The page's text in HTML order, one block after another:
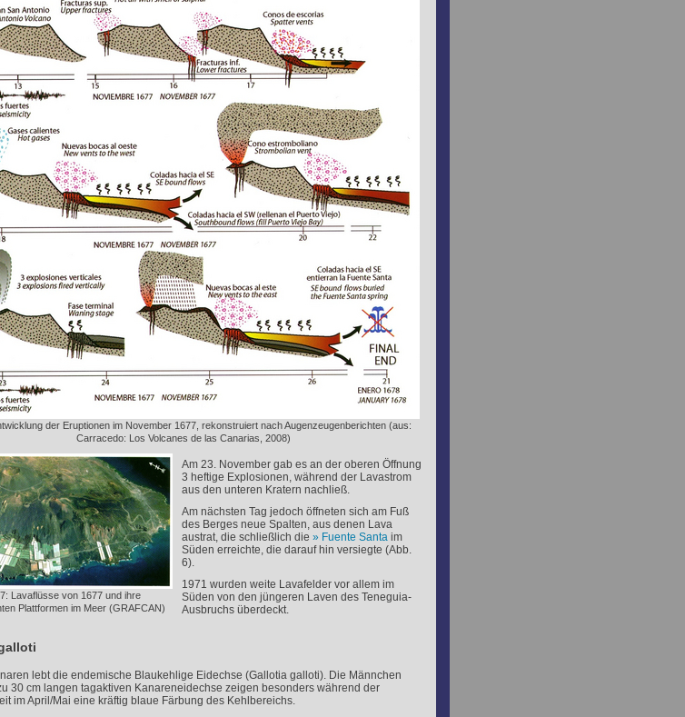
der Eruptionen im November 1677, rekonstruiert nach Augenzeugenberichten (aus:
Carracedo: Los Volcanes de las Canarias, 2008)
Lavaflüsse von 1677 und ihre
Plattformen im Meer (GRAFCAN)
Am 23. November gab es an der oberen Öffnung
3 heftige Explosionen, während der Lavastrom
aus den unteren Kratern nachließ.
Am nächsten Tag jedoch öffneten sich am Fuß
des Berges neue Spalten, aus denen Lava
austrat, die schließlich die
Fuente Santaim
Süden erreichte, die darauf hin versiegte (Abb.
6).
1971 wurden weite Lavafelder vor allem im
Süden von den jüngeren Laven des Teneguia-
Ausbruchs überdeckt.
lebt die endemische Blaukehlige Eidechse (Gallotia galloti). Die Männchen
30 cm langen tagaktiven Kanareneidechse zeigen besonders während der
im April/Mai eine kräftig blaue Färbung des Kehlbereichs.